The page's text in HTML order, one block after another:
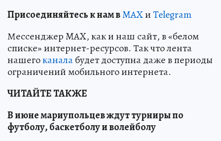
Присоединяйтесь к нам вMAXиTelegram
Мессенджер MAX, как и наш сайт, в «белом
списке» интернет-ресурсов. Так что лента
нашегоканалабудет доступна даже в периоды
ограничений мобильного интернета.
ЧИТАЙТЕ ТАКЖЕ
В июне мариупольцев ждут турниры по
футболу, баскетболу и волейболу